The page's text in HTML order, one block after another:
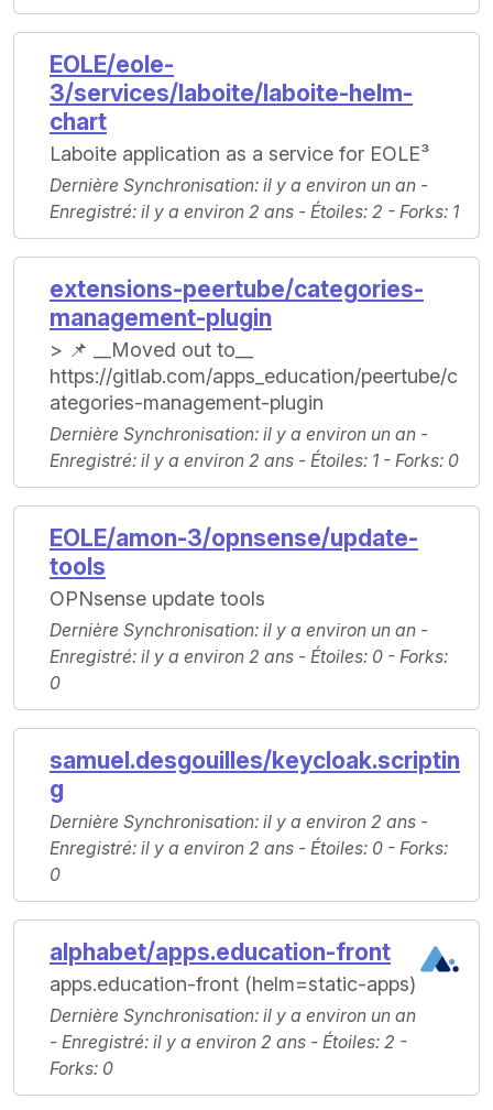
EOLE/eole-
3/services/laboite/laboite-helm-
chart
Laboite application as a service for EOLE³
Dernière Synchronisation: il y a environ un an -
Enregistré: il y a environ 2 ans - Étoiles: 2 - Forks: 1
extensions-peertube/categories-
management-plugin
> 📌 __Moved out to__
https://gitlab.com/apps_education/peertube/c
ategories-management-plugin
Dernière Synchronisation: il y a environ un an -
Enregistré: il y a environ 2 ans - Étoiles: 1 - Forks: 0
EOLE/amon-3/opnsense/update-
tools
OPNsense update tools
Dernière Synchronisation: il y a environ un an -
Enregistré: il y a environ 2 ans - Étoiles: 0 - Forks:
0
samuel.desgouilles/keycloak.scriptin
g
Dernière Synchronisation: il y a environ 2 ans -
Enregistré: il y a environ 2 ans - Étoiles: 0 - Forks:
0
alphabet/apps.education-front
apps.education-front (helm=static-apps)
Dernière Synchronisation: il y a environ un an
- Enregistré: il y a environ 2 ans - Étoiles: 2 -
Forks: 0